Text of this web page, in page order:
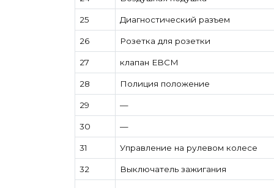
25 Диагностический разъем
26 Розетка для розетки
27 клапан EBCM
28 Полиция положение
29 —
30 —
31 Управление на рулевом колесе
32 Выключатель зажигания